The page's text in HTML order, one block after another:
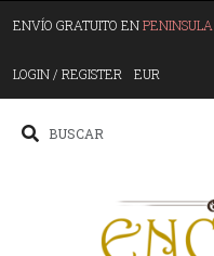
ENVÍO GRATUITO ENPENINSULA
LOGIN / REGISTER EUR